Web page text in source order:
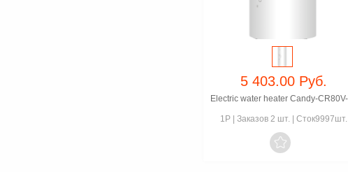
5 403.00 Руб.
1P Заказов 2 шт. Сток9997шт.
